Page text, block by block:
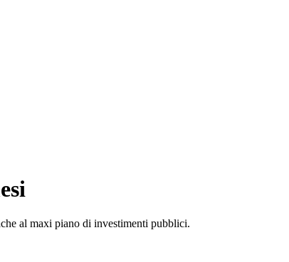
al maxi piano di investimenti pubblici.